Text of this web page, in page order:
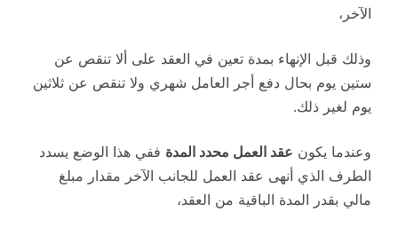
الآخر،
وذلك قبل الإنهاء بمدة تعين في العقد على ألا تنقص عن
ستين يوم بحال دفع أجر العامل شهري ولا تنقص عن ثلاثين
يوم لغير ذلك.
وعندما يكون عقد العمل محدد المدة ففي هذا الوضع يسدد
الطرف الذي أنهى عقد العمل للجانب الآخر مقدار مبلغ
مالي بقدر المدة الباقية من العقد،